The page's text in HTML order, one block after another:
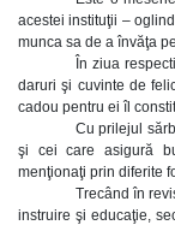
acestei instituţii –
munca sa de a învăţa
În ziua
daruri şi cuvinte de
cadou pentru ei îl
Cu prilejul
şi cei care asigură
menţionaţi prin diferite
Trecând în
instruire şi educaţie,